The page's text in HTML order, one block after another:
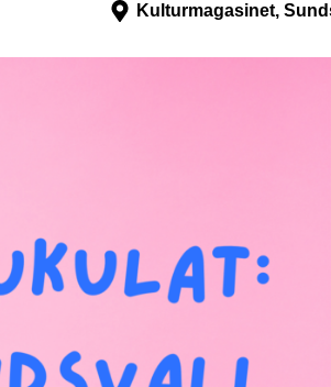
Kulturmagasinet,